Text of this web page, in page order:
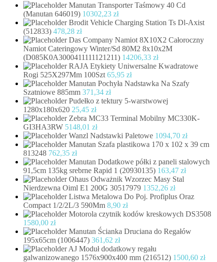
Manutan Transporter Taśmowy 40 Cd
(Manutan 646019) 10302,23 zł
Brodit Vehicle Charging Station Ts Dl-Axist
(512833) 478,28 zł
Das Company Namiot 8X10X2 Całoroczny
Namiot Cateringowy Winter/Sd 80M2 8x10x2M
(D085K0A3000411111121211) 14206,33 zł
RAJA Etykiety Uniwersalne Kwadratowe
Rogi 525X297Mm 100Szt 65,95 zł
Manutan Pochyła Nadstawka Na Szafy
Szatniowe 885mm 371,34 zł
Pudełko z tektury 5-warstwowej
1280x180x620 25,45 zł
Zebra MC33 Terminal Mobilny MC330K-
GI3HA3RW 5148,01 zł
Wanzl Nadstawki Paletowe 1094,70 zł
Manutan Szafa plastikowa 170 x 102 x 39 cm
813248 762,35 zł
Manutan Dodatkowe półki z paneli stalowych
91,5cm 135kg srebrne Rapid 1 (20930135) 163,47 zł
Ohaus Odważnik Wzorzec Masy Stal
Nierdzewna Oiml E1 200G 30517979 1352,26 zł
Listwa Metalowa Do Poj. Profiplus Oraz
Compact 1/2/2L/3 590Mm 8,90 zł
Motorola czytnik kodów kreskowych DS3508
1580,00 zł
Manutan Ścianka Druciana do Regałów
195x65cm (1006447) 361,62 zł
AJ Moduł dodatkowy regału
galwanizowanego 1576x900x400 mm (216512) 1500,60 zł